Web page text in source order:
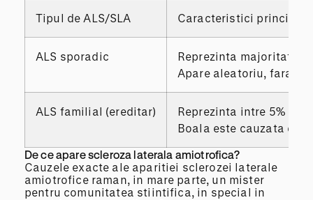
Tipul de ALS/SLA
Caracteristici principale
ALS sporadic
Reprezinta majoritatea
Apare aleatoriu, fara o
ALS familial (ereditar)
Reprezinta intre 5% si
Boala este cauzata de
De ce apare scleroza laterala amiotrofica?
Cauzele exacte ale aparitiei sclerozei laterale
amiotrofice raman, in mare parte, un mister
pentru comunitatea stiintifica, in special in